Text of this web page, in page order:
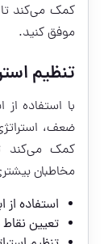
کمک می‌کند
موفق کنید.
تنظیم
با استفاده
ضعف،
کمک می‌کند
مخاطبان
استفاده از
تعیین